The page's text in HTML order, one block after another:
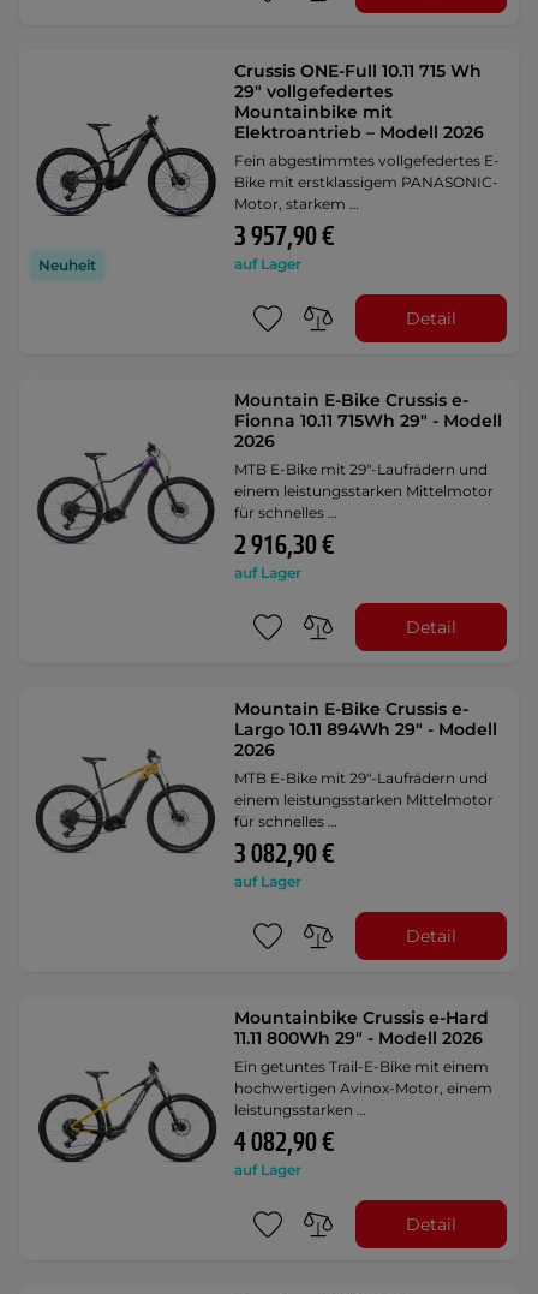
Neuheit
Crussis ONE-Full 10.11 715 Wh
29" vollgefedertes
Mountainbike mit
Elektroantrieb – Modell 2026
Fein abgestimmtes vollgefedertes E-
Bike mit erstklassigem PANASONIC-
Motor, starkem …
3 957,90 €
auf Lager
Detail
Mountain E-Bike Crussis e-
Fionna 10.11 715Wh 29" - Modell
2026
MTB E-Bike mit 29"-Laufrädern und
einem leistungsstarken Mittelmotor
für schnelles …
2 916,30 €
auf Lager
Detail
Mountain E-Bike Crussis e-
Largo 10.11 894Wh 29" - Modell
2026
MTB E-Bike mit 29"-Laufrädern und
einem leistungsstarken Mittelmotor
für schnelles …
3 082,90 €
auf Lager
Detail
Mountainbike Crussis e-Hard
11.11 800Wh 29" - Modell 2026
Ein getuntes Trail-E-Bike mit einem
hochwertigen Avinox-Motor, einem
leistungsstarken …
4 082,90 €
auf Lager
Detail